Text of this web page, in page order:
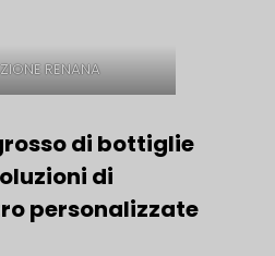
RENANA
di bottiglie
di
personalizzate